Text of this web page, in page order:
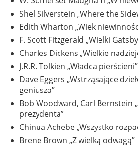
Shel Silverstein „Where the
Edith Wharton „Wiek
F. Scott Fitzgerald „Wielki
Charles Dickens „Wielkie
J.R.R. Tolkien „Władca pierścieni”
Dave Eggers „Wstrząsające
geniusza”
Bob Woodward, Carl Bernstein
prezydenta”
Chinua Achebe „Wszystko
Brene Brown „Z wielką odwagą”